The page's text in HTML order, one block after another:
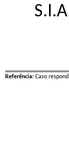
Referência: Caso